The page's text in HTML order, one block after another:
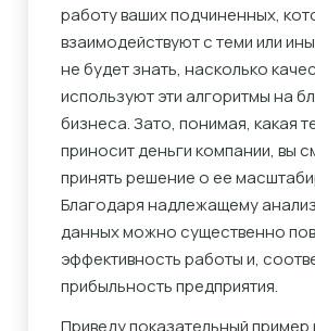
работу ваших подчиненных,
взаимодействуют с теми или
не будет знать, насколько
используют эти алгоритмы на
бизнеса. Зато, понимая, какая
приносит деньги компании, вы
принять решение о ее
Благодаря надлежащему
данных можно существенно
эффективность работы и,
прибыльность предприятия.
Приведу показательный пример